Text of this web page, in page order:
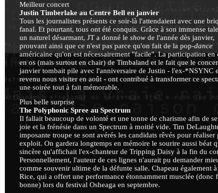
Meilleur concert
Justin Timberlake au Centre Bell en janvier
Tous les journalistes présents ce soir-là l'attendaient avec une
fanal. Et pourtant, tous ont été conquis. Grâce à son immense
un naturel désarmant, JT a donné le show de l'année dès janvier,
prouvant ainsi que ce n'est pas parce qu'on fait de la pop-dance
américaine qu'on est nécessairement "facile". La participation en
en os (mais surtout en chair) de Timbaland et le fait que le
janvier tombait pile avec l'anniversaire de Justin - l'ex-*NSYNC
revenu nous visiter en août - ont contribué à transformer ce
une soirée tout à fait mémorable.
Plus belle surprise
The Polyphonic Spree au Spectrum
Il fallait beaucoup de volonté et une tonne de charisme afin de
joie et la frénésie dans un Spectrum à moitié vide. Tim
imposante troupe se sont avérés les candidats rêvés pour réaliser
exploit. On gardera longtemps en mémoire le sourire aussi béat
sincère qu'affichait l'ex-chanteur de Tripping Daisy à la fin du
Personnellement, l'auteur de ces lignes n'aurait pu demander
comme souvenir ultime de la défunte salle. Chapeau également
Rice, qui a offert une performance étonnamment musclée (donc
bonne) lors du festival Osheaga en septembre.